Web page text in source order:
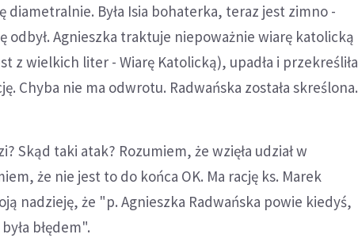
diametralnie. Była Isia bohaterka, teraz jest zimno -
odbył. Agnieszka traktuje niepoważnie wiarę katolicką
z wielkich liter - Wiarę Katolicką), upadła i przekreśliła
Chyba nie ma odwrotu. Radwańska została skreślona.
Skąd taki atak? Rozumiem, że wzięła udział w
że nie jest to do końca OK. Ma rację ks. Marek
nadzieję, że "p. Agnieszka Radwańska powie kiedyś,
błędem".